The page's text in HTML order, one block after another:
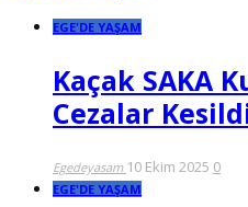
EGE'DE YAŞAM
Kaçak SAKA
Cezalar
Egedeyasam 10 Ekim 2025 0
EGE'DE YAŞAM